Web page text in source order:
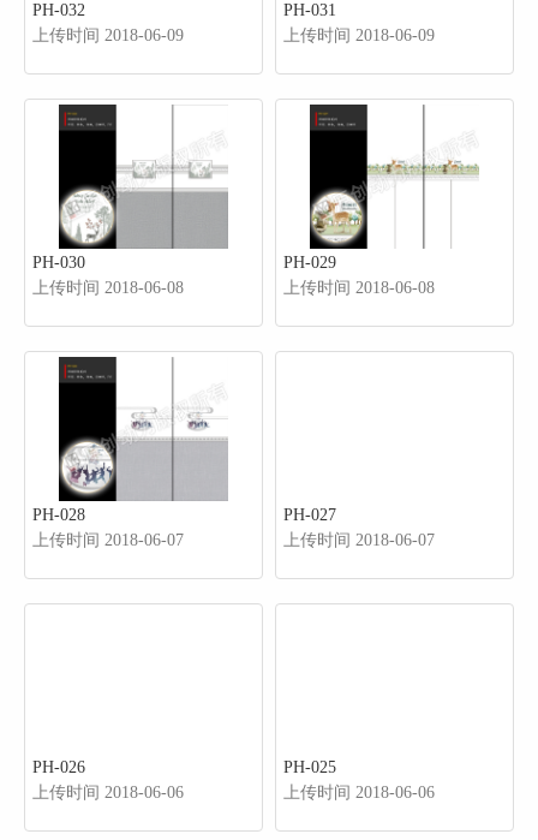
PH-032
上传时间 2018-06-09
PH-031
上传时间 2018-06-09
PH-030
上传时间 2018-06-08
PH-029
上传时间 2018-06-08
PH-028
上传时间 2018-06-07
PH-027
上传时间 2018-06-07
PH-026
上传时间 2018-06-06
PH-025
上传时间 2018-06-06